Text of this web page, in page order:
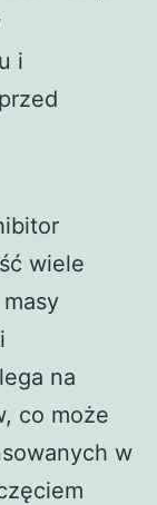
i
wiele
na
co może
w